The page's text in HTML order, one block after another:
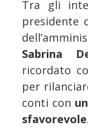
Tra gli
presidente
Sabrina
ricordato
per
conti con
sfavorevole.